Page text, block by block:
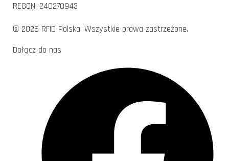
REGON: 240270943
© 2026 RFID Polska. Wszystkie prawa zastrzeżone.
Dołącz do nas